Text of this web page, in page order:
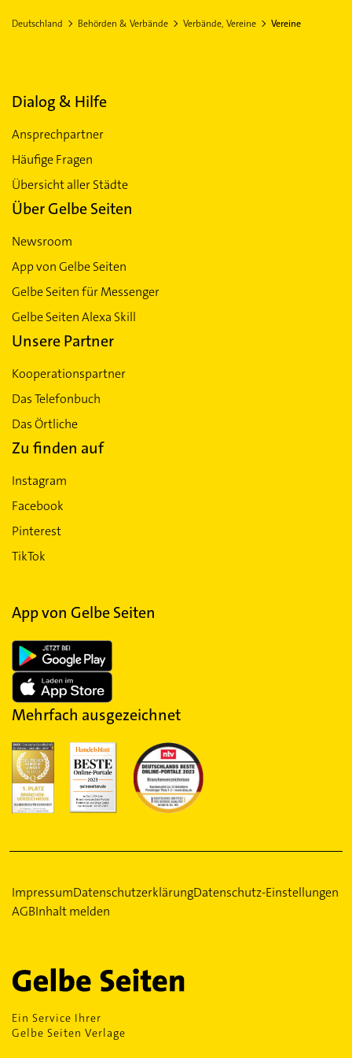
Vereine in Sachsen-Anhalt
Kiel Lübeck Neumünster
2.158.130,00 16.202,40 km²
Deutschland Behörden & Verbände Verbände, Vereine Vereine
Dialog & Hilfe
Ansprechpartner
Häufige Fragen
Übersicht aller Städte
Über Gelbe Seiten
Newsroom
App von Gelbe Seiten
Gelbe Seiten für Messenger
Gelbe Seiten Alexa Skill
Unsere Partner
Kooperationspartner
Das Telefonbuch
Das Örtliche
Zu finden auf
Instagram
Facebook
Pinterest
TikTok
App von Gelbe Seiten
Mehrfach ausgezeichnet
ImpressumDatenschutzerklärungDatenschutz-Einstellungen
AGBInhalt melden
Ein Service Ihrer
Gelbe Seiten Verlage